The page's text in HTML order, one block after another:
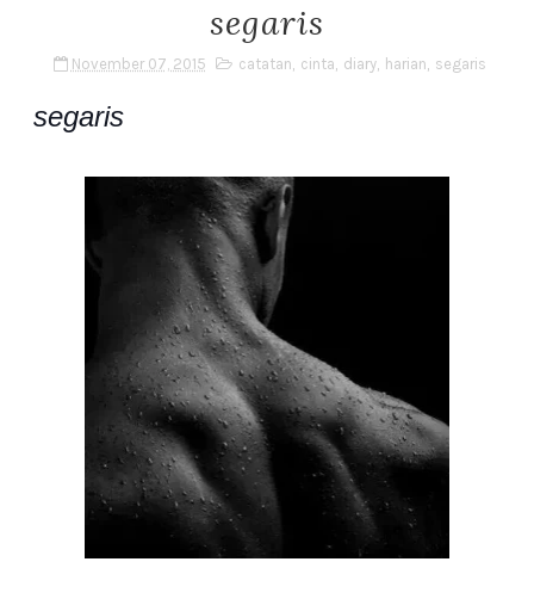
segaris
November 07, 2015 catatan, cinta, diary, harian, segaris
segaris